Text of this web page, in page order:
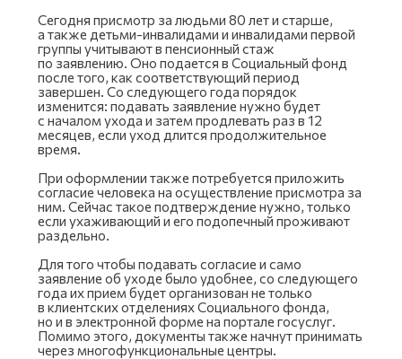
Сегодня присмотр за людьми 80 лет и старше,
а также детьми-инвалидами и инвалидами первой
группы учитывают в пенсионный стаж
по заявлению. Оно подается в Социальный фонд
после того, как соответствующий период
завершен. Со следующего года порядок
изменится: подавать заявление нужно будет
с началом ухода и затем продлевать раз в 12
месяцев, если уход длится продолжительное
время.
При оформлении также потребуется приложить
согласие человека на осуществление присмотра за
ним. Сейчас такое подтверждение нужно, только
если ухаживающий и его подопечный проживают
раздельно.
Для того чтобы подавать согласие и само
заявление об уходе было удобнее, со следующего
года их прием будет организован не только
в клиентских отделениях Социального фонда,
но и в электронной форме на портале госуслуг.
Помимо этого, документы также начнут принимать
через многофункциональные центры.